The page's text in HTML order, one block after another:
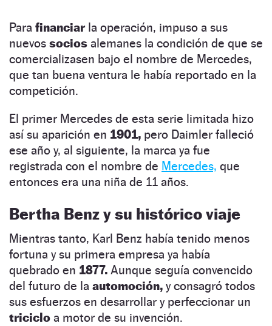
Para financiarla operación, impuso a sus
nuevos socios alemanes la condición de que se
comercializasen bajo el nombre de Mercedes,
que tan buena ventura le había reportado en la
competición.
El primer Mercedes de esta serie limitada hizo
así su aparición en 1901, pero Daimler falleció
ese año y, al siguiente, la marca ya fue
registrada con el nombre de Mercedes, que
entonces era una niña de 11 años.
Bertha Benz y su histórico viaje
Mientras tanto, Karl Benz había tenido menos
fortuna y su primera empresa ya había
quebrado en 1877. Aunque seguía convencido
del futuro de la automoción, y consagró todos
sus esfuerzos en desarrollar y perfeccionar un
triciclo a motor de su invención.